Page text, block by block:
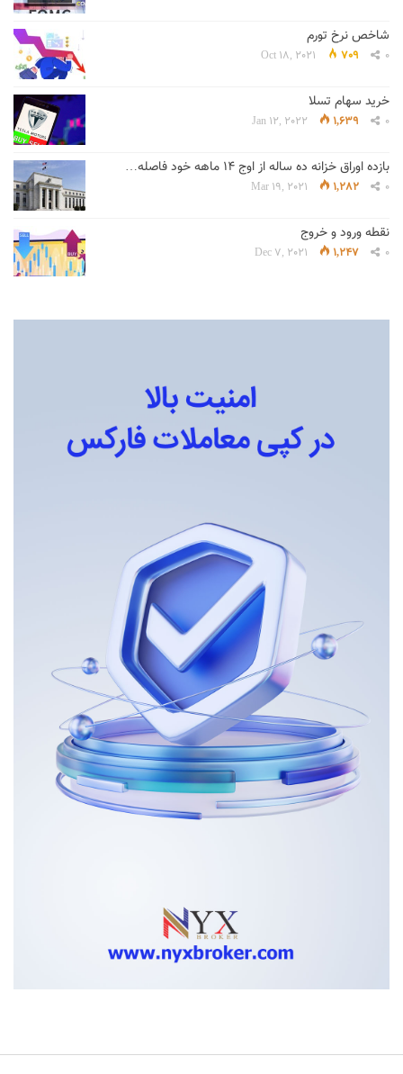
شاخص نرخ تورم
Oct 18, 2021 709 0
خرید سهام تسلا
Jan 12, 2022 1,639 0
بازده اوراق خزانه ده ساله از اوج 14 ماهه خود فاصله…
Mar 19, 2021 1,282 0
نقطه ورود و خروج
Dec 7, 2021 1,247 0